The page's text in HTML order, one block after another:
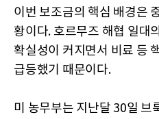
이번 보조금의 핵심 배경은
황이다. 호르무즈 해협 일대
확실성이 커지면서 비료 등
급등했기 때문이다.
미 농무부는 지난달 30일 브